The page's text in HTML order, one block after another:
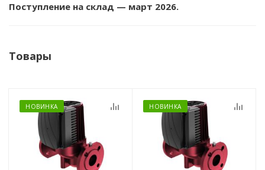
Поступление на склад — март 2026.
Товары
НОВИНКА НОВИНКА